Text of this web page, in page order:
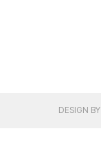
DESIGN BY